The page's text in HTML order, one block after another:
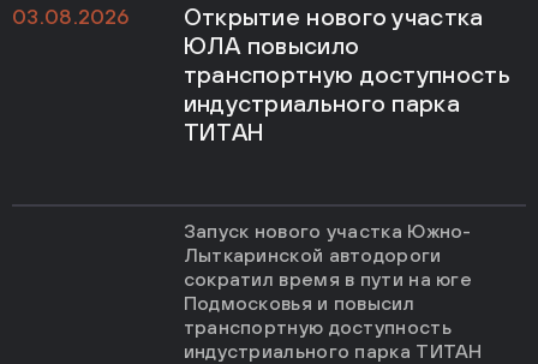
03.08.2026
Открытие нового участка
ЮЛА повысило
транспортную доступность
индустриального парка
ТИТАН
Запуск нового участка Южно-
Лыткаринской автодороги
сократил время в пути на юге
Подмосковья и повысил
транспортную доступность
индустриального парка ТИТАН